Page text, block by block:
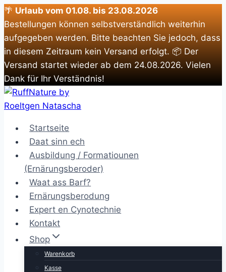
🌴 Urlaub vom 01.08. bis 23.08.2026
Bestellungen können selbstverständlich weiterhin
aufgegeben werden. Bitte beachten Sie jedoch, dass
in diesem Zeitraum kein Versand erfolgt. 📦 Der
Versand startet wieder ab dem 24.08.2026. Vielen
Dank für Ihr Verständnis!
Zum
Inhalt
Startseite
Daat sinn ech
Ausbildung / Formatiounen
(Ernärungsberoder)
Waat ass Barf?
Ernärungsberodung
Expert en Cynotechnie
Kontakt
Shop
Warenkorb
Kasse